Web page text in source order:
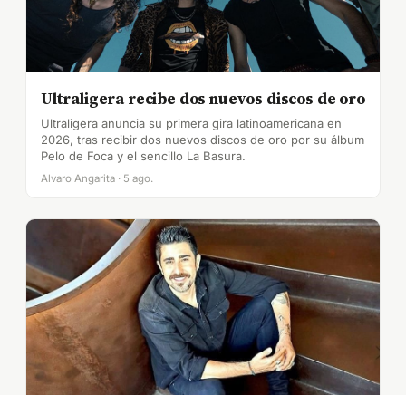
Ultraligera recibe dos nuevos discos de oro
Ultraligera anuncia su primera gira latinoamericana en
2026, tras recibir dos nuevos discos de oro por su álbum
Pelo de Foca y el sencillo La Basura.
Alvaro Angarita · 5 ago.